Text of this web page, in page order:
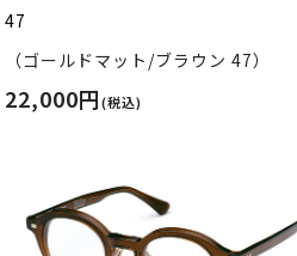
47
（ゴールドマット/ブラウン 47）
22,000円(税込)